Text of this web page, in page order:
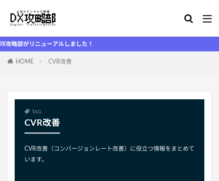
がリニューアルしました！
HOME CVR改善
TAG
CVR改善
CVR改善（コンバージョンレート改善）に役立つ情報をまとめて
います。